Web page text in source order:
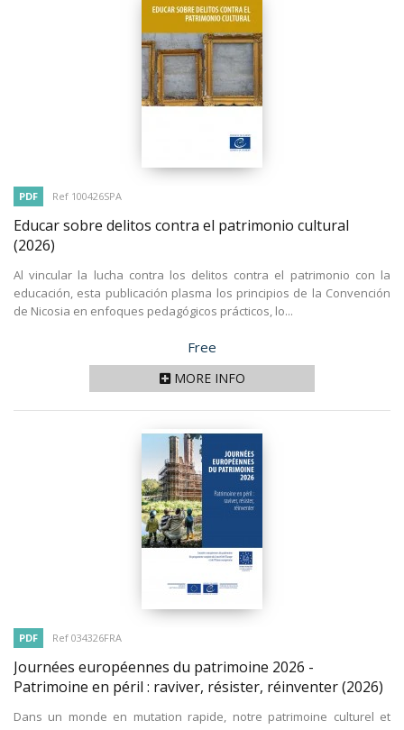
PDF Ref 100426SPA
Educar sobre delitos contra el patrimonio cultural
(2026)
Al vincular la lucha contra los delitos contra el patrimonio con la
educación, esta publicación plasma los principios de la Convención
de Nicosia en enfoques pedagógicos prácticos, lo...
Price
Free
MORE INFO
PDF Ref 034326FRA
Journées européennes du patrimoine 2026 -
Patrimoine en péril : raviver, résister, réinventer(2026)
Dans un monde en mutation rapide, notre patrimoine culturel et